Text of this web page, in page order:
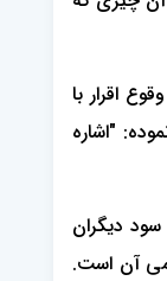
وقوع اقرار با
چنین ماده 1261 قانون مدنی عنوان نموده: "اشاره
دیگران
آن است.